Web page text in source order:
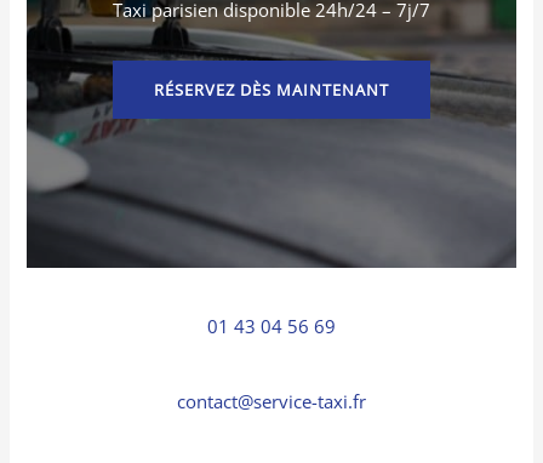
Taxi parisien disponible 24h/24 – 7j/7
RÉSERVEZ DÈS MAINTENANT
01 43 04 56 69
contact@service-taxi.fr